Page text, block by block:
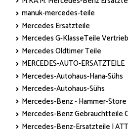
manuk-mercedes-teile
Mercedes Ersatzteile
Mercedes G-KlasseTeile
Mercedes Oldtimer Teile
MERCEDES-AUTO-ERSATZTEILE
Mercedes-Autohaus-Hana-Sühs
Mercedes-Autohaus-Sühs
Mercedes-Benz - Hammer-Store
Mercedes-Benz Gebrauchtteile
Mercedes-Benz-Ersatzteile | ATT